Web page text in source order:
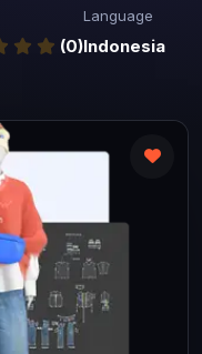
(0)
Language
Indonesia